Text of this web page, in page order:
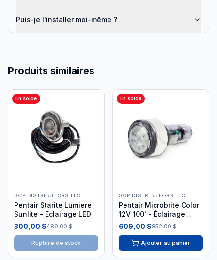
Puis-je l'installer moi-même ?
Produits similaires
En solde
SCP DISTRIBUTORS LLC
Pentair Starite Lumiere
Sunlite - Eclairage LED
300,00 $489,00 $
Rupture de stock
En solde
SCP DISTRIBUTORS LLC
Pentair Microbrite Color
12V 100' - Éclairage
LED.1
609,00 $852,00 $
Ajouter au panier